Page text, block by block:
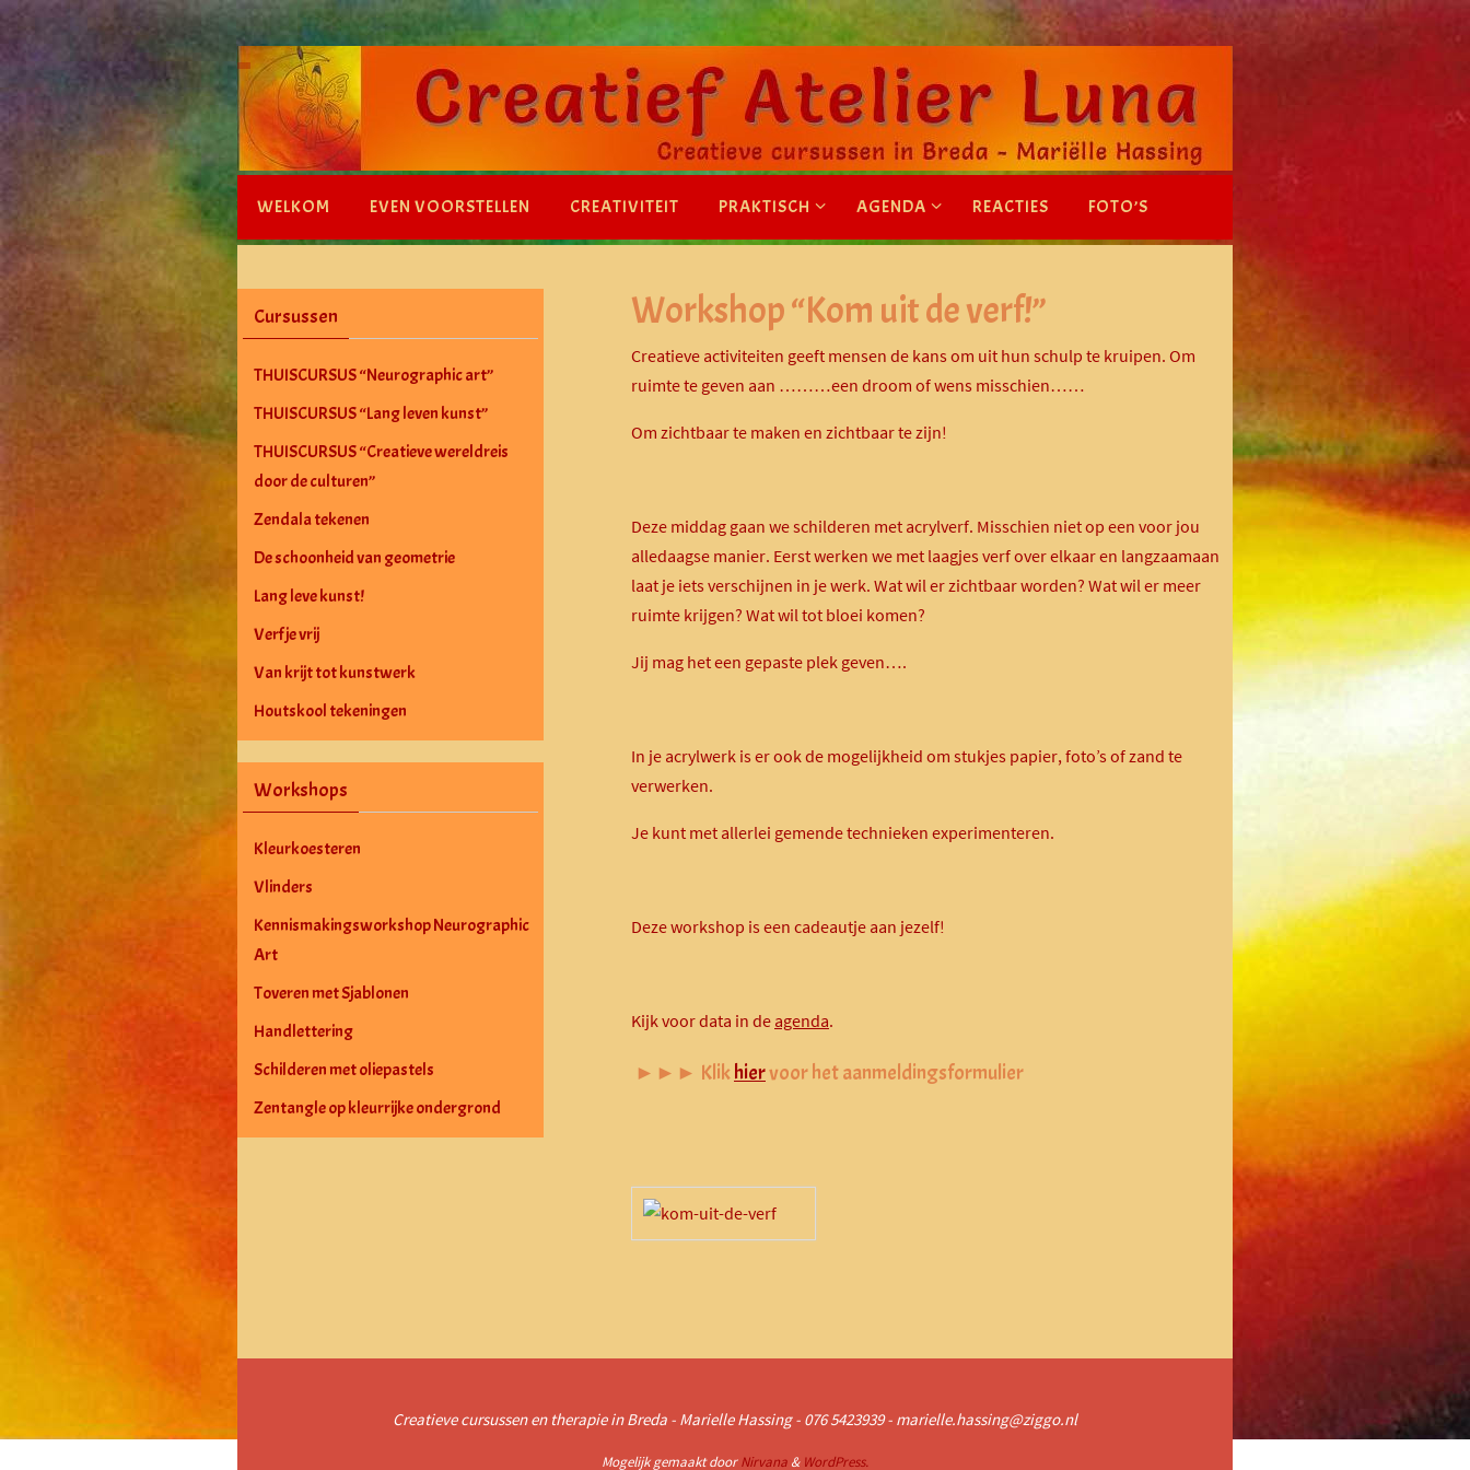
Ga
inhoud
naar
de
WELKOM EVEN VOORSTELLEN CREATIVITEIT PRAKTISCH AGENDA REACTIES FOTO’S
Workshop “Kom uit de verf!”
Creatieve activiteiten geeft mensen de kans om uit hun schulp te kruipen. Om
ruimte te geven aan ………een droom of wens misschien……
Om zichtbaar te maken en zichtbaar te zijn!
Deze middag gaan we schilderen met acrylverf. Misschien niet op een voor jou
alledaagse manier. Eerst werken we met laagjes verf over elkaar en langzaamaan
laat je iets verschijnen in je werk. Wat wil er zichtbaar worden? Wat wil er meer
ruimte krijgen? Wat wil tot bloei komen?
Jij mag het een gepaste plek geven….
In je acrylwerk is er ook de mogelijkheid om stukjes papier, foto’s of zand te
verwerken.
Je kunt met allerlei gemende technieken experimenteren.
Deze workshop is een cadeautje aan jezelf!
Kijk voor data in de agenda.
►►► Klikhiervoor het aanmeldingsformulier
Cursussen
THUISCURSUS “Neurographic art”
THUISCURSUS “Lang leven kunst”
THUISCURSUS “Creatieve wereldreis
door de culturen”
Zendala tekenen
De schoonheid van geometrie
Lang leve kunst!
Verf je vrij
Van krijt tot kunstwerk
Houtskool tekeningen
Workshops
Kleurkoesteren
Vlinders
Kennismakingsworkshop Neurographic
Art
Toveren met Sjablonen
Handlettering
Schilderen met oliepastels
Zentangle op kleurrijke ondergrond
Creatieve cursussen en therapie in Breda - Marielle Hassing - 076 5423939 - marielle.hassing@ziggo.nl
Mogelijk gemaakt doorNirvana & WordPress.